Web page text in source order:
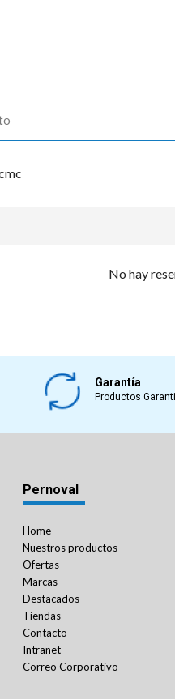
No hay
Garantía
Productos
Pernoval
Home
Nuestros productos
Ofertas
Marcas
Destacados
Tiendas
Contacto
Intranet
Correo Corporativo